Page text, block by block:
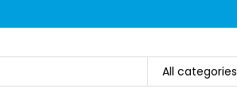
All categories